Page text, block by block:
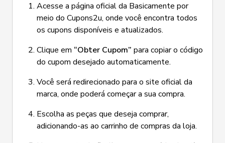
Acesse a página oficial da Basicamente por
meio do Cupons2u, onde você encontra todos
os cupons disponíveis e atualizados.
Clique em “Obter Cupom” para copiar o código
do cupom desejado automaticamente.
Você será redirecionado para o site oficial da
marca, onde poderá começar a sua compra.
Escolha as peças que deseja comprar,
adicionando-as ao carrinho de compras da loja.